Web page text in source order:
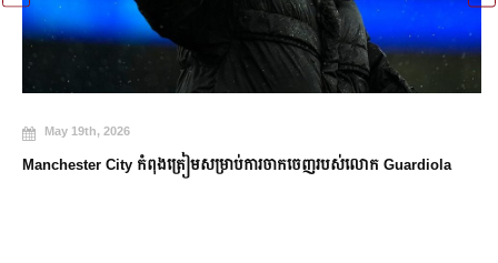
May 19th, 2026
Manchester City កំពុងត្រៀមសម្រាប់ការចាកចេញរបស់លោក Guardiola